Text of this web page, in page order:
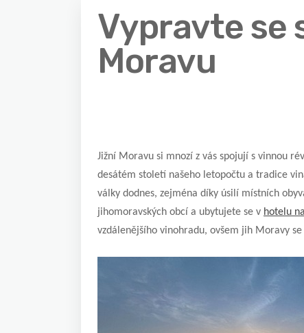
Vypravte se
Moravu
Jižní Moravu si mnozí z vás spojují s vinnou
desátém století našeho letopočtu a tradice
války dodnes, zejména díky úsilí místních
jihomoravských obcí a ubytujete se v hotelu
vzdálenějšího vinohradu, ovšem jih Moravy